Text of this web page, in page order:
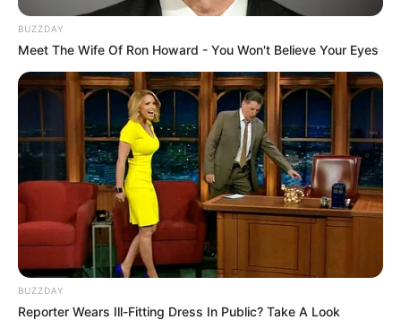
BUZZDAY
Meet The Wife Of Ron Howard - You Won't Believe Your Eyes
BUZZDAY
Reporter Wears Ill-Fitting Dress In Public? Take A Look